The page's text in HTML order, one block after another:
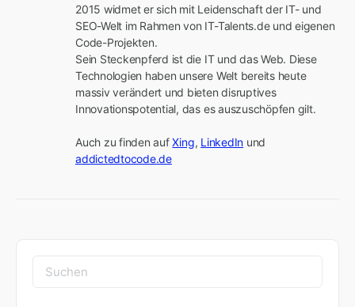
2015 widmet er sich mit Leidenschaft der IT- und
SEO-Welt im Rahmen von IT-Talents.de und eigenen
Code-Projekten.
Sein Steckenpferd ist die IT und das Web. Diese
Technologien haben unsere Welt bereits heute
massiv verändert und bieten disruptives
Innovationspotential, das es auszuschöpfen gilt.
Auch zu finden auf Xing, LinkedIn
addictedtocode.de
Suchen
nach: